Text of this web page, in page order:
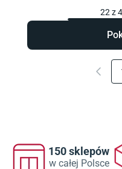
22z
150 sklepów
w całej Polsce